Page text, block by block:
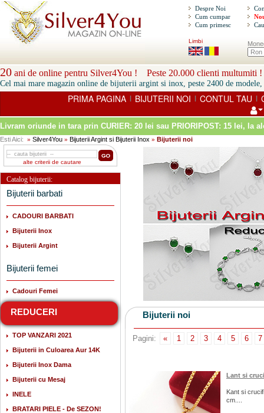
Despre Noi
Cum cumpar
Cum primesc
Limbi
20 ani de online pentru Silver4You ! Peste 20.000 clienti multumiti !
Cel mai mare magazin online de bijuterii argint si inox, peste 2400 de modele,
PRIMA PAGINA | BIJUTERII NOI | CONTUL TAU |
Livram oriunde in tara prin CURIER: 20 lei sau PRIORIPOST: 15 lei, la
Esti Aici: » Silver4You » Bijuterii Argint si Bijuterii Inox » Bijuterii noi
alte criterii de cautare
Catalog bijuterii:
Bijuterii barbati
CADOURI BARBATI
Bijuterii Inox
Bijuterii Argint
Bijuterii femei
Cadouri Femei
REDUCERI
TOP VANZARI 2021
Bijuterii in Culoarea Aur 14K
Bijuterii Inox Dama
Bijuterii cu Mesaj
INELE
BRATARI PIELE - De SEZON!
Bijuterii noi
Pagini: « 1 2 3 4 5 6 7
Lant si
Kant si
cm....